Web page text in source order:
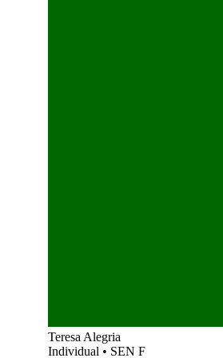
Teresa Alegria
Individual • SEN F